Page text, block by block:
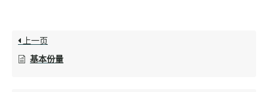
上一页
基本份量